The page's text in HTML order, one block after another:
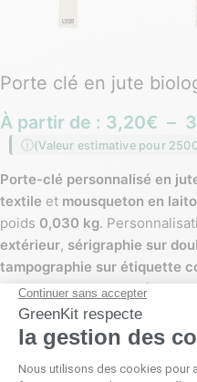
Porte clé en jute
À partir de : 3,20€ –
(Valeur estimative pour
Porte-clé personnalisé en
textile et mousqueton en
poids 0,030 kg.
extérieur, sérigraphie sur
tampographie sur étiquette
recto, ladoublureet l’
DOUBLURE